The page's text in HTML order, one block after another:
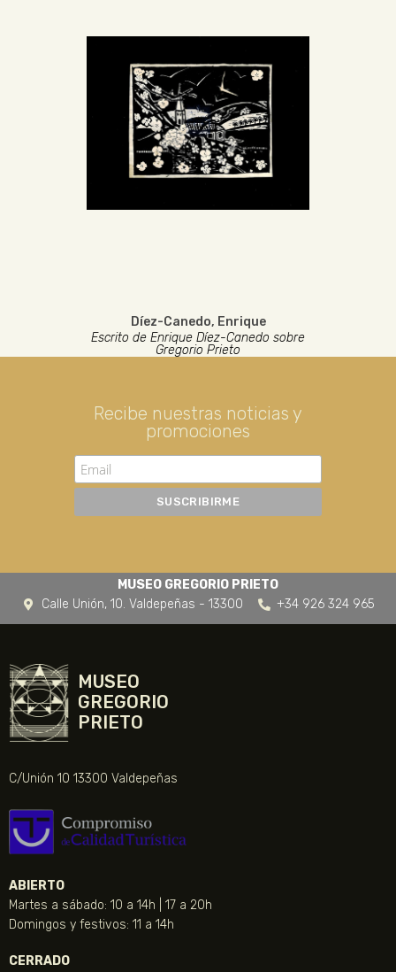
Díez-Canedo, Enrique
Escrito de Enrique Díez-Canedo sobre
Gregorio Prieto
Recibe nuestras noticias y
promociones
MUSEO GREGORIO PRIETO
Calle Unión, 10. Valdepeñas - 13300
+34 926 324 965
MUSEO
GREGORIO
PRIETO
C/Unión 10 13300 Valdepeñas
ABIERTO
Martes a sábado: 10 a 14h | 17 a 20h
Domingos y festivos: 11 a 14h
CERRADO